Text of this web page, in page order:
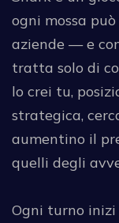
ogni mossa
aziende — e
tratta solo di
lo crei tu,
strategica,
aumentino il
quelli degli
Ogni turno inizi